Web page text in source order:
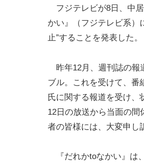
フジテレビが8日、中
かい』（フジテレビ系）
止”することを発表した。
昨年12月、週刊誌の報
ブル。これを受けて、番
氏に関する報道を受け、
12日の放送から当面の
者の皆様には、大変申し
『だれかtoなかい』は